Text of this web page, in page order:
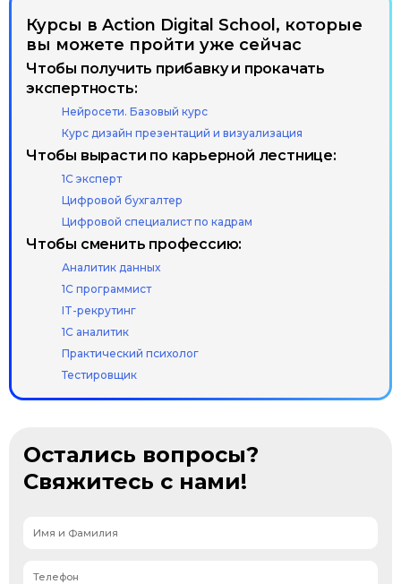
Курсы в Action Digital School, которые
вы можете пройти уже сейчас
Чтобы получить прибавку и прокачать
экспертность:
Нейросети. Базовый курс
Курс дизайн презентаций и визуализация
Чтобы вырасти по карьерной лестнице:
1С эксперт
Цифровой бухгалтер
Цифровой специалист по кадрам
Чтобы сменить профессию:
Аналитик данных
1С программист
IT-рекрутинг
1С аналитик
Практический психолог
Тестировщик
Остались вопросы?
Свяжитесь с нами!